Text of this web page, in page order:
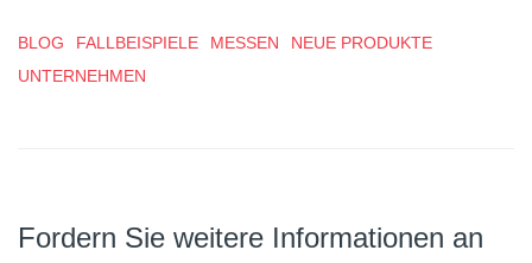
BLOG FALLBEISPIELE MESSEN
NEUE PRODUKTE
UNTERNEHMEN
Fordern Sie weitere Informationen an